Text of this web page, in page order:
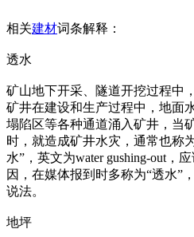
相关建材词条解释：
透水
矿山地下开采、隧道开挖过程中
矿井在建设和生产过程中，地面
塌陷区等各种通道涌入矿井，当
时，就造成矿井水灾，通常也称
水”，英文为water gushing-out，
因，在媒体报到时多称为“透水”
说法。
地坪